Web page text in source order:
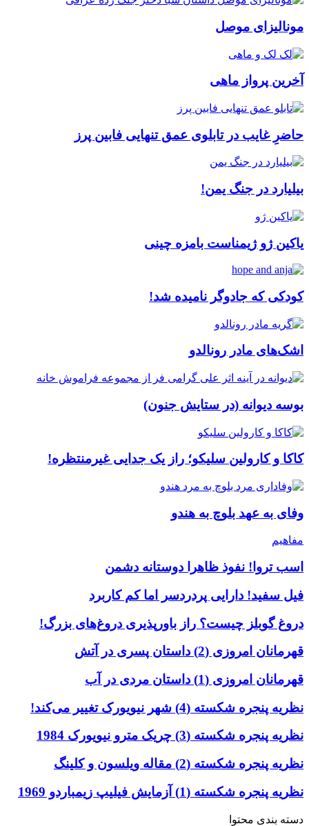
مونالیزای موصل
آخرین پرواز ماهی
حاضرِ غایب در تابلوی عمق تنهایی فابین پرز
بیلیارد در جنگ یمن!
یاکین ژو ژیمناست بامزه چینی
کودکی که جادوگر نامیده شد!
اشک‌های مادر رونالدو
بوسه دیوانه (در ستایش جنون)
کاکا و کارولین سلیکو؛ راز یک جدایی غیرمنتظره!
وفای به عهد بلوچ به هندو
مفاهیم
اسب تروا! نفوذ ظاهرا دوستانه دشمن
فیل سفید! دارایی پردردسر اما کم کاربرد
دروغ گوبلز چیست؟ راز باورپذیری دروغ‌های بزرگ!
قهرمانان امروزی (2) داستان پسری در آتش
قهرمانان امروزی (1) داستان مردی در آب
نظریه پنجره شکسته (4) شهر نیویورک تغییر می‌کند!
نظریه پنجره شکسته (3) چریک مترو نیویورک 1984
نظریه پنجره شکسته (2) مقاله ویلسون و کلینگ
نظریه پنجره شکسته (1) آزمایش فیلیپ زیمباردو 1969
دسته بندی محتوا